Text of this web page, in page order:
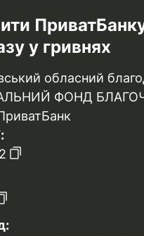
у гривнях
обласний
ФОНД